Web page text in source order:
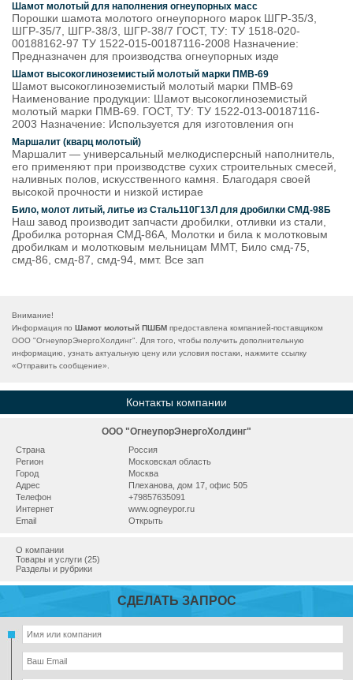
Шамот молотый для наполнения огнеупорных масс
Порошки шамота молотого огнеупорного марок ШГР-35/3,
ШГР-35/7, ШГР-38/3, ШГР-38/7 ГОСТ, ТУ: ТУ 1518-020-
00188162-97 ТУ 1522-015-00187116-2008 Назначение:
Предназначен для производства огнеупорных изде
Шамот высокоглиноземистый молотый марки ПМВ-69
Шамот высокоглиноземистый молотый марки ПМВ-69
Наименование продукции: Шамот высокоглиноземистый
молотый марки ПМВ-69. ГОСТ, ТУ: ТУ 1522-013-00187116-
2003 Назначение: Используется для изготовления огн
Маршалит (кварц молотый)
Маршалит — универсальный мелкодисперсный наполнитель,
его применяют при производстве сухих строительных смесей,
наливных полов, искусственного камня. Благодаря своей
высокой прочности и низкой истирае
Било, молот литый, литье из Сталь110Г13Л для дробилки СМД-98Б
Наш завод производит запчасти дробилки, отливки из стали,
Дробилка роторная СМД-86А, Молотки и била к молотковым
дробилкам и молотковым мельницам ММТ, Било смд-75,
смд-86, смд-87, смд-94, ммт. Все зап
Внимание!
Информация по Шамот молотый ПШБМ предоставлена компанией-поставщиком
ООО "ОгнеупорЭнергоХолдинг". Для того, чтобы получить дополнительную
информацию, узнать актуальную цену или условия постаки, нажмите ссылку
«Отправить сообщение».
Контакты компании
ООО "ОгнеупорЭнергоХолдинг"
Страна
Россия
Регион
Московская область
Город
Москва
Адрес
Плеханова, дом 17, офис 505
Телефон
+79857635091
Интернет
www.ogneypor.ru
Email
Открыть
О компании
Товары и услуги (25)
Разделы и рубрики
СДЕЛАТЬ ЗАПРОС